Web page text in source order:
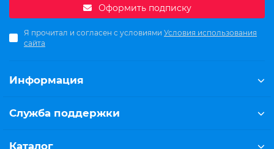
Оформить подписку
Я прочитал и согласен с условиями Условия использования
сайта
Информация
Служба поддержки
Каталог